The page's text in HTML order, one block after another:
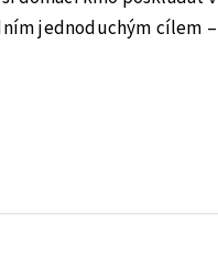
jednoduchým cílem –